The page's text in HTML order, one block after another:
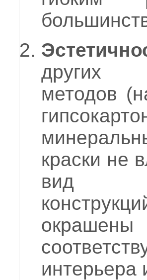
других
методов
краски не
вид
интерьера